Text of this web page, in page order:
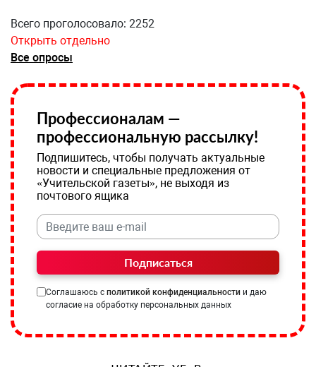
Всего проголосовало: 2252
Открыть отдельно
Все опросы
Профессионалам —
профессиональную рассылку!
Подпишитесь, чтобы получать актуальные
новости и специальные предложения от
«Учительской газеты», не выходя из
почтового ящика
Подписаться
Соглашаюсь с политикой конфиденциальности и даю
согласие на обработку персональных данных